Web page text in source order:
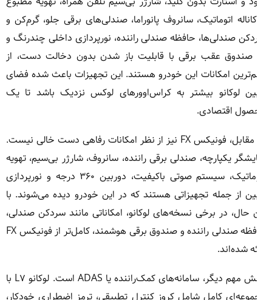
اتوماتیک، سانروف پانوراما، صندلی‌های برقی جلو، گرم‌کن و
صندلی‌ها، حافظه صندلی راننده، نورپردازی داخلی چندرنگ و
صندوق عقب برقی با قابلیت باز شدن بدون دخالت دست، از
امکانات این خودرو هستند. این تجهیزات باعث شده فضای
لوکانو بیشتر به کراس‌اوورهای لوکس نزدیک باشد تا یک
اقتصادی.
در مقابل، فونیکس FX نیز از نظر امکانات رفاهی دست خالی نیست.
یکپارچه، صندلی برقی راننده، سانروف، شارژر بی‌سیم، تهویه
اتوماتیک، سیستم صوتی باکیفیت، دوربین ۳۶۰ درجه و نورپردازی
از جمله تجهیزاتی هستند که در این خودرو دیده می‌شوند. با
حال، در برخی نسخه‌های لوکانو، امکاناتی مانند سردکن صندلی،
حافظه صندلی راننده و صندوق برقی هوشمند، کامل‌تر از فونیکس FX
شده‌اند.
بخش مهم دیگر، سامانه‌های کمک‌راننده یا ADAS است. لوکانو L۷ با
کامل شامل کروز کنترل تطبیقی، ترمز اضطراری خودکار،